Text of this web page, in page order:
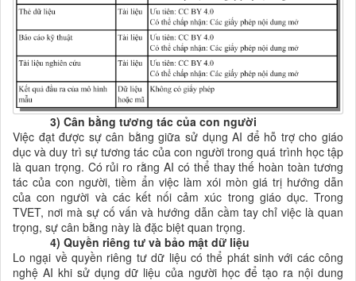
3) Cân bằng tương tác của con người
Việc đạt được sự cân bằng giữa sử dụng AI để hỗ trợ cho giáo
dục và duy trì sự tương tác của con người trong quá trình học tập
là quan trọng. Có rủi ro rằng AI có thể thay thế hoàn toàn tương
tác của con người, tiềm ẩn việc làm xói mòn giá trị hướng dẫn
của con người và các kết nối cảm xúc trong giáo dục. Trong
TVET, nơi mà sự cố vấn và hướng dẫn cầm tay chỉ việc là quan
trọng, sự cân bằng này là đặc biệt quan trọng.
4) Quyền riêng tư và bảo mật dữ liệu
Lo ngại về quyền riêng tư dữ liệu có thể phát sinh với các công
nghệ AI khi sử dụng dữ liệu của người học để tạo ra nội dung